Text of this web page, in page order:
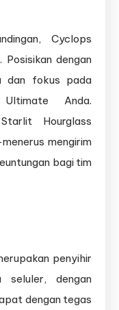
Cyclops
dengan
dan fokus pada
Anda.
Hourglass
mengirim
bagi tim
penyihir
seluler, dengan
dengan tegas